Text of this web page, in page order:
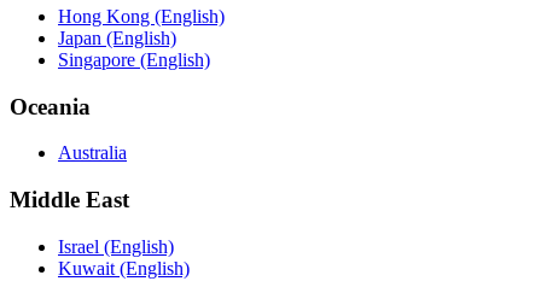
Hong Kong (English)
Japan (English)
Singapore (English)
Oceania
Australia
Middle East
Israel (English)
Kuwait (English)